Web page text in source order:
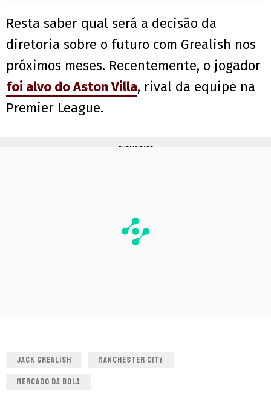
Resta saber qual será a decisão da
diretoria sobre o futuro com Grealish nos
próximos meses. Recentemente, o jogador
foi alvo do Aston Villa, rival da equipe na
Premier League.
PUBLICIDADE
JACK GREALISH MANCHESTER CITY
MERCADO DA BOLA